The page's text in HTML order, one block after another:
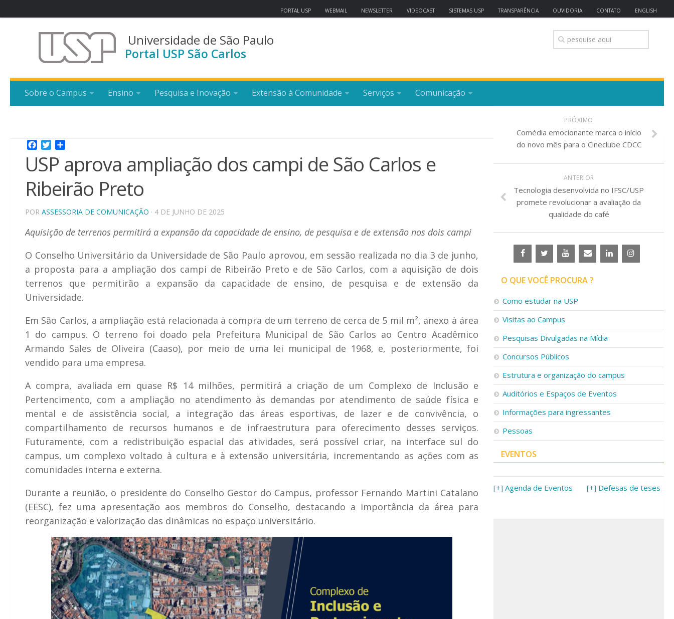
PORTAL USP WEBMAIL NEWSLETTER VIDEOCAST SISTEMAS USP TRANSPARÊNCIA OUVIDORIA CONTATO ENGLISH
Universidade de São Paulo
Portal USP São Carlos
Sobre o Campus Ensino Pesquisa e Inovação Extensão à Comunidade Serviços Comunicação
Facebook
Twitter
USP aprova ampliação dos campi de São Carlos e
Ribeirão Preto
POR ASSESSORIA DE COMUNICAÇÃO · 4 DE JUNHO DE 2025
Aquisição de terrenos permitirá a expansão da capacidade de ensino, de pesquisa e de extensão nos dois campi
O Conselho Universitário da Universidade de São Paulo aprovou, em sessão realizada no dia 3 de junho,
a proposta para a ampliação dos campi de Ribeirão Preto e de São Carlos, com a aquisição de dois
terrenos que permitirão a expansão da capacidade de ensino, de pesquisa e de extensão da
Universidade.
Em São Carlos, a ampliação está relacionada à compra de um terreno de cerca de 5 mil m², anexo à área
1 do campus. O terreno foi doado pela Prefeitura Municipal de São Carlos ao Centro Acadêmico
Armando Sales de Oliveira (Caaso), por meio de uma lei municipal de 1968, e, posteriormente, foi
vendido para uma empresa.
A compra, avaliada em quase R$ 14 milhões, permitirá a criação de um Complexo de Inclusão e
Pertencimento, com a ampliação no atendimento às demandas por atendimento de saúde física e
mental e de assistência social, a integração das áreas esportivas, de lazer e de convivência, o
compartilhamento de recursos humanos e de infraestrutura para oferecimento desses serviços.
Futuramente, com a redistribuição espacial das atividades, será possível criar, na interface sul do
campus, um complexo voltado à cultura e à extensão universitária, incrementando as ações com as
comunidades interna e externa.
Durante a reunião, o presidente do Conselho Gestor do Campus, professor Fernando Martini Catalano
(EESC), fez uma apresentação aos membros do Conselho, destacando a importância da área para
reorganização e valorização das dinâmicas no espaço universitário.
PRÓXIMO
Comédia emocionante marca o início
do novo mês para o Cineclube CDCC
ANTERIOR
Tecnologia desenvolvida no IFSC/USP
promete revolucionar a avaliação da
qualidade do café
O QUE VOCÊ PROCURA ?
Como estudar na USP
Visitas ao Campus
Pesquisas Divulgadas na Mídia
Concursos Públicos
Estrutura e organização do campus
Auditórios e Espaços de Eventos
Informações para ingressantes
Pessoas
EVENTOS
[+] Agenda de Eventos [+] Defesas de teses